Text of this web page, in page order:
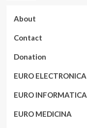
About
Contact
Donation
EURO ELECTRONICA
EURO INFORMATICA
EURO MEDICINA